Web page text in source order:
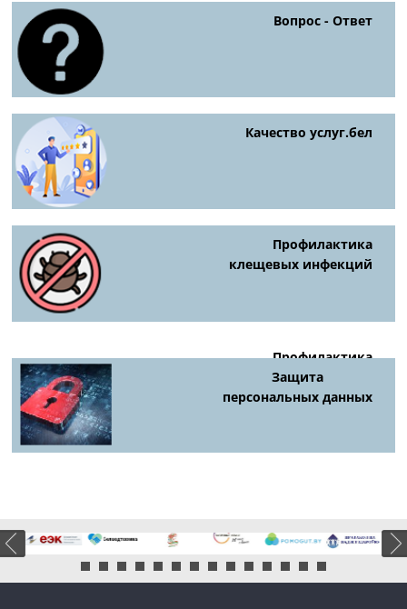
Вопрос - Ответ
Качество услуг.бел
Профилактика
клещевых инфекций
Профилактика
киберпреступности
Защита
персональных данных